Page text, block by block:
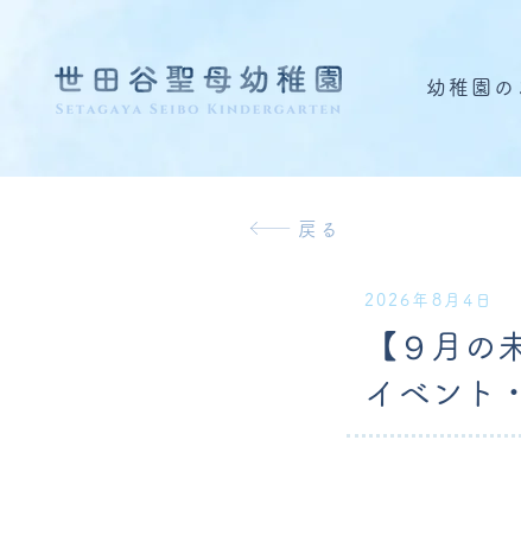
幼稚園の
戻る
2026年8月4日
【９月の
イベント